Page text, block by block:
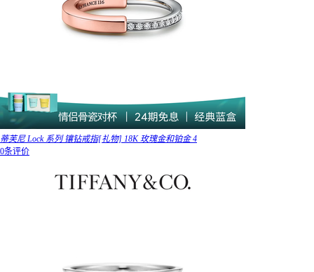
蒂芙尼 Lock 系列 镶钻戒指[礼物] 18K 玫瑰金和铂金 4
0条评价